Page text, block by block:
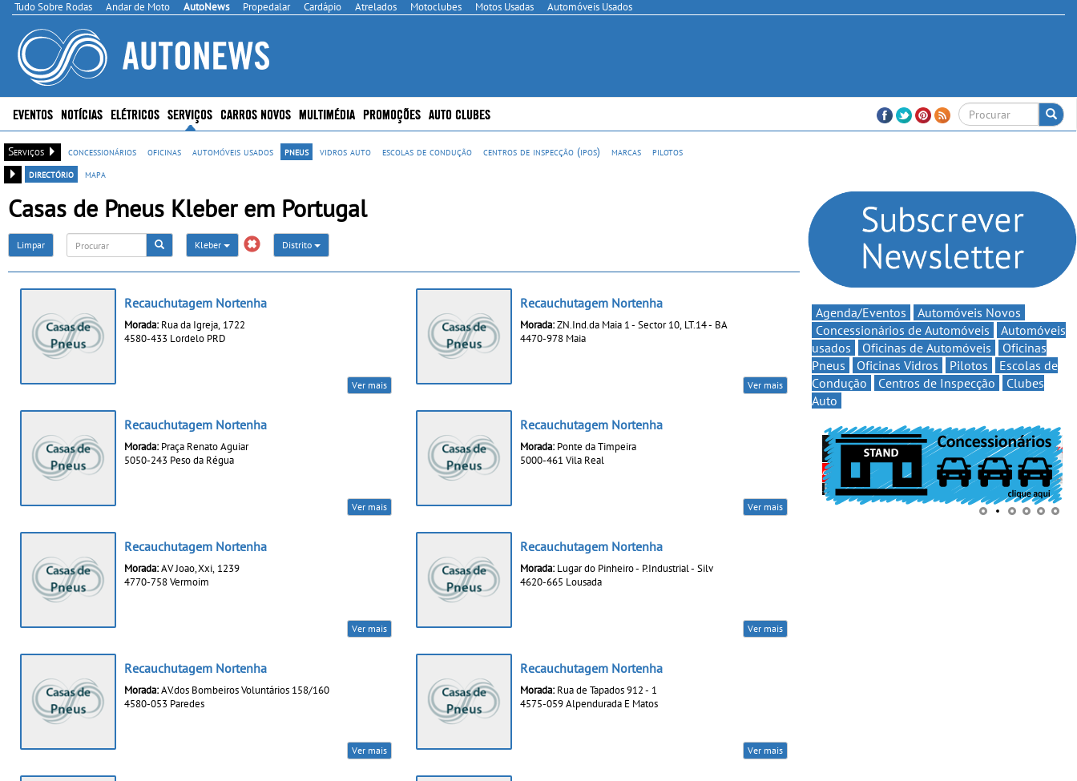
Tudo Sobre Rodas Andar de Moto AutoNews Propedalar Cardápio Atrelados Motoclubes Motos Usadas Automóveis Usados
EVENTOS NOTÍCIAS ELÉTRICOS SERVIÇOS CARROS NOVOS MULTIMÉDIA PROMOÇÕES AUTO CLUBES
Serviços concessionários oficinas automóveis usados pneus vidros auto escolas de condução centros de inspecção (ipos) marcas
pilotos
directório
mapa
Casas de Pneus Kleber em Portugal
Limpar Kleber Distrito
Recauchutagem Nortenha
Morada: Rua da Igreja, 1722
4580-433 Lordelo PRD
Ver mais
Recauchutagem Nortenha
Morada:ZN.Ind.da Maia 1 - Sector 10, LT.14 - BA
4470-978 Maia
Ver mais
Recauchutagem Nortenha
Morada: Praça Renato Aguiar
5050-243 Peso da Régua
Ver mais
Recauchutagem Nortenha
Morada: Ponte da Timpeira
5000-461 Vila Real
Ver mais
Recauchutagem Nortenha
Morada:AV Joao, Xxi, 1239
4770-758 Vermoim
Ver mais
Recauchutagem Nortenha
Morada: Lugar do Pinheiro - P.Industrial - Silv
4620-665 Lousada
Ver mais
Recauchutagem Nortenha
Morada:AV.dos Bombeiros Voluntários 158/160
4580-053 Paredes
Ver mais
Recauchutagem Nortenha
Morada: Rua de Tapados 912 - 1
4575-059 Alpendurada E Matos
Ver mais
Agenda/Eventos
Automóveis Novos
Concessionários de Automóveis
Automóveis
usados
Oficinas de Automóveis
Oficinas
Pneus
Oficinas Vidros Pilotos
Escolas de
Condução
Centros de Inspecção
Clubes
Auto